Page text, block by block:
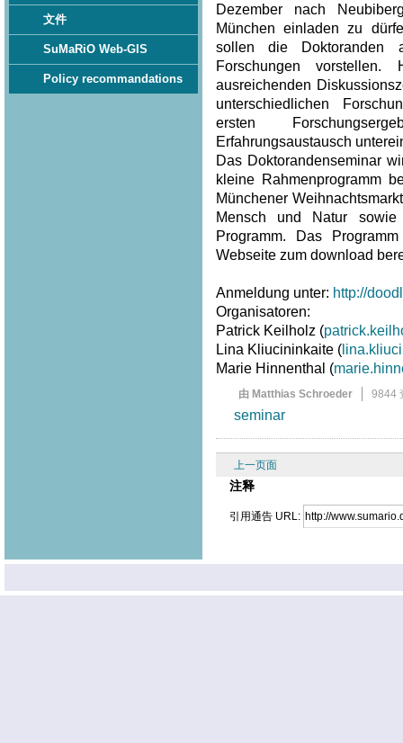
文件
SuMaRiO Web-GIS
Policy recommandations
Dezember nach
München einladen zu
sollen die Doktoranden
Forschungen
ausreichenden
unterschiedlichen
ersten
Erfahrungsaustausch
Das Doktorandenseminar
kleine Rahmenprogramm
Münchener
Mensch und Natur
Programm. Das
Webseite zum download
Anmeldung unter: http://
Organisatoren:
Patrick Keilholz (
Lina Kliucininkaite (
Marie Hinnenthal (
由 Matthias Schroeder 9844
seminar
上一页面
注释
引用通告 URL: